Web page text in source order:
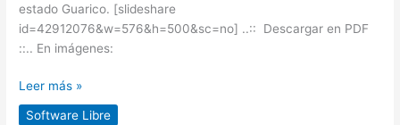
estado Guarico. [slideshare
id=42912076&w=576&h=500&sc=no] ..:: Descargar en PDF
::.. En imágenes:
Leer más »
Software Libre